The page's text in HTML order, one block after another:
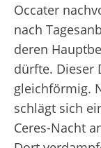
Occater
nach
deren
dürfte. Dieser
gleichförmig.
schlägt sich
Ceres-Nacht